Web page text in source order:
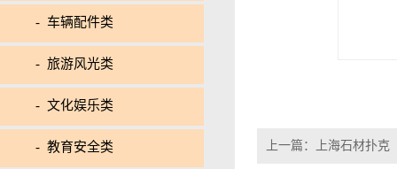
- 车辆配件类
- 旅游风光类
- 文化娱乐类
- 教育安全类 上一篇： 上海石材扑克